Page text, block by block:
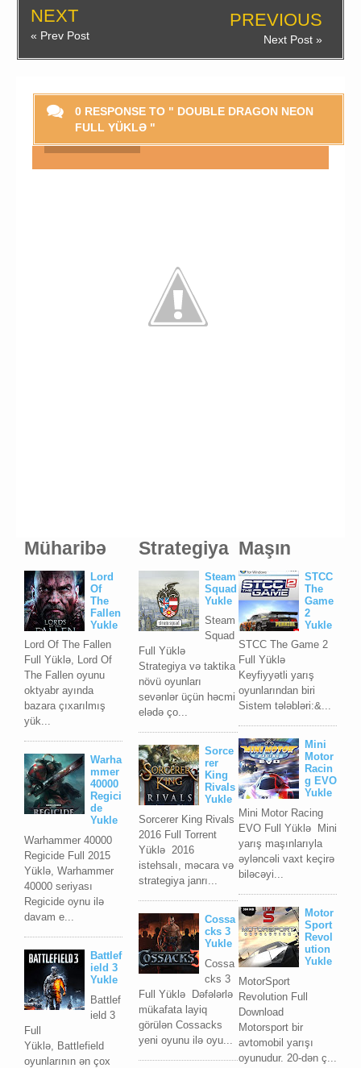
NEXT
« Prev Post
PREVIOUS
Next Post »
0 RESPONSE TO " DOUBLE DRAGON NEON
FULL YÜKLƏ "
Smaylikləri Göstər
Müharibə
Lord
Of
The
Fallen
Yukle
Lord Of The Fallen
Full Yüklə, Lord Of
The Fallen oyunu
oktyabr ayında
bazara çıxarılmış
yük...
Warha
mmer
40000
Regici
de
Yukle
Warhammer 40000
Regicide Full 2015
Yüklə, Warhammer
40000 seriyası
Regicide oynu ilə
davam e...
Battlef
ield 3
Yukle
Battlef
ield 3
Full
Yüklə, Battlefield
oyunlarının ən çox
Maşın
STCC
The
Game
2
Yukle
STCC The Game 2
Full Yüklə
Keyfiyyətli yarış
oyunlarından biri
Sistem tələbləri:&...
Mini
Motor
Racin
g EVO
Yukle
Mini Motor Racing
EVO Full Yüklə Mini
yarış maşınlarıyla
əyləncəli vaxt keçirə
biləcəyi...
Motor
Sport
Revol
ution
Yukle
MotorSport
Revolution Full
Download
Motorsport bir
avtomobil yarışı
oyunudur. 20-dən ç...
Strategiya
Steam
Squad
Yukle
Steam
Squad
Full Yüklə
Strategiya və taktika
növü oyunları
sevənlər üçün həcmi
elədə ço...
Sorce
rer
King
Rivals
Yukle
Sorcerer King Rivals
2016 Full Torrent
Yüklə 2016
istehsalı, məcara və
strategiya janrı...
Cossa
cks 3
Yukle
Cossa
cks 3
Full Yüklə Dəfələrlə
mükafata layiq
görülən Cossacks
yeni oyunu ilə oyu...